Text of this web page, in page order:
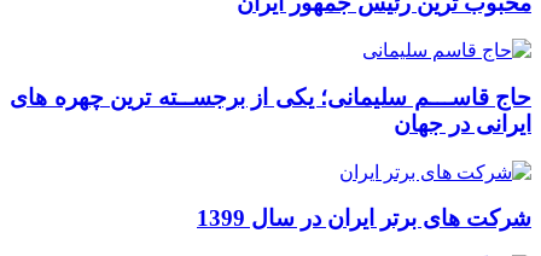
حاج قاســـم سلیمانی؛ یکی از برجســته ترین چهره های
ایرانی در جهان
شرکت های برتر ایران در سال 1399